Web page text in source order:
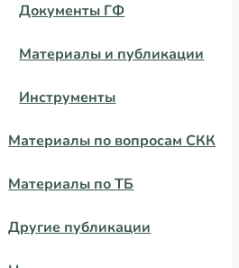
Документы ГФ
Материалы и публикации
Инструменты
Материалы по вопросам СКК
Материалы по ТБ
Другие публикации